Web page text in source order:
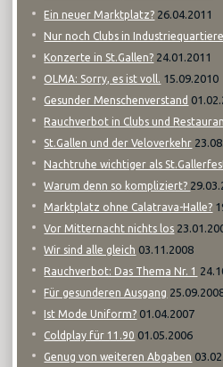
Ein neuer Marktplatz? 26.04.2011
Nur noch Clubs in
Konzerte in St.Gallen? 24.01.2011
OLMA: Sorry, es ist voll. 15.09.2010
Gesunder Menschenverstand
Rauchverbot in Clubs und
St.Gallen und der Veloverkehr
Nachtruhe wichtiger als
Warum denn so kompliziert?
Marktplatz ohne Calatrava-Halle?
Vor Mitternacht nichts los
Wir sind alle gleich 03.11.2008
Rauchverbot: Das Thema Nr. 1
Für gesunderen Ausgang
Ist Mode Uniform? 01.04.2007
Coldplay für 11.90 01.05.2006
Genug von weiteren Abgaben